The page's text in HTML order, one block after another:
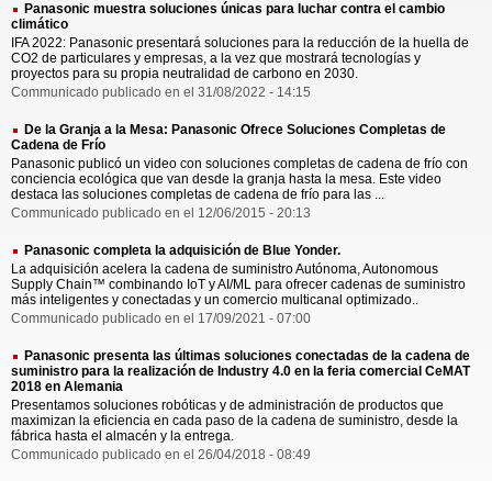
Panasonic muestra soluciones únicas para luchar contra el cambio
climático
IFA 2022: Panasonic presentará soluciones para la reducción de la huella de
CO2 de particulares y empresas, a la vez que mostrará tecnologías y
proyectos para su propia neutralidad de carbono en 2030.
Communicado publicado en el 31/08/2022 - 14:15
De la Granja a la Mesa: Panasonic Ofrece Soluciones Completas de
Cadena de Frío
Panasonic publicó un video con soluciones completas de cadena de frío con
conciencia ecológica que van desde la granja hasta la mesa. Este video
destaca las soluciones completas de cadena de frío para las ...
Communicado publicado en el 12/06/2015 - 20:13
Panasonic completa la adquisición de Blue Yonder.
La adquisición acelera la cadena de suministro Autónoma, Autonomous
Supply Chain™ combinando IoT y AI/ML para ofrecer cadenas de suministro
más inteligentes y conectadas y un comercio multicanal optimizado..
Communicado publicado en el 17/09/2021 - 07:00
Panasonic presenta las últimas soluciones conectadas de la cadena de
suministro para la realización de Industry 4.0 en la feria comercial CeMAT
2018 en Alemania
Presentamos soluciones robóticas y de administración de productos que
maximizan la eficiencia en cada paso de la cadena de suministro, desde la
fábrica hasta el almacén y la entrega.
Communicado publicado en el 26/04/2018 - 08:49